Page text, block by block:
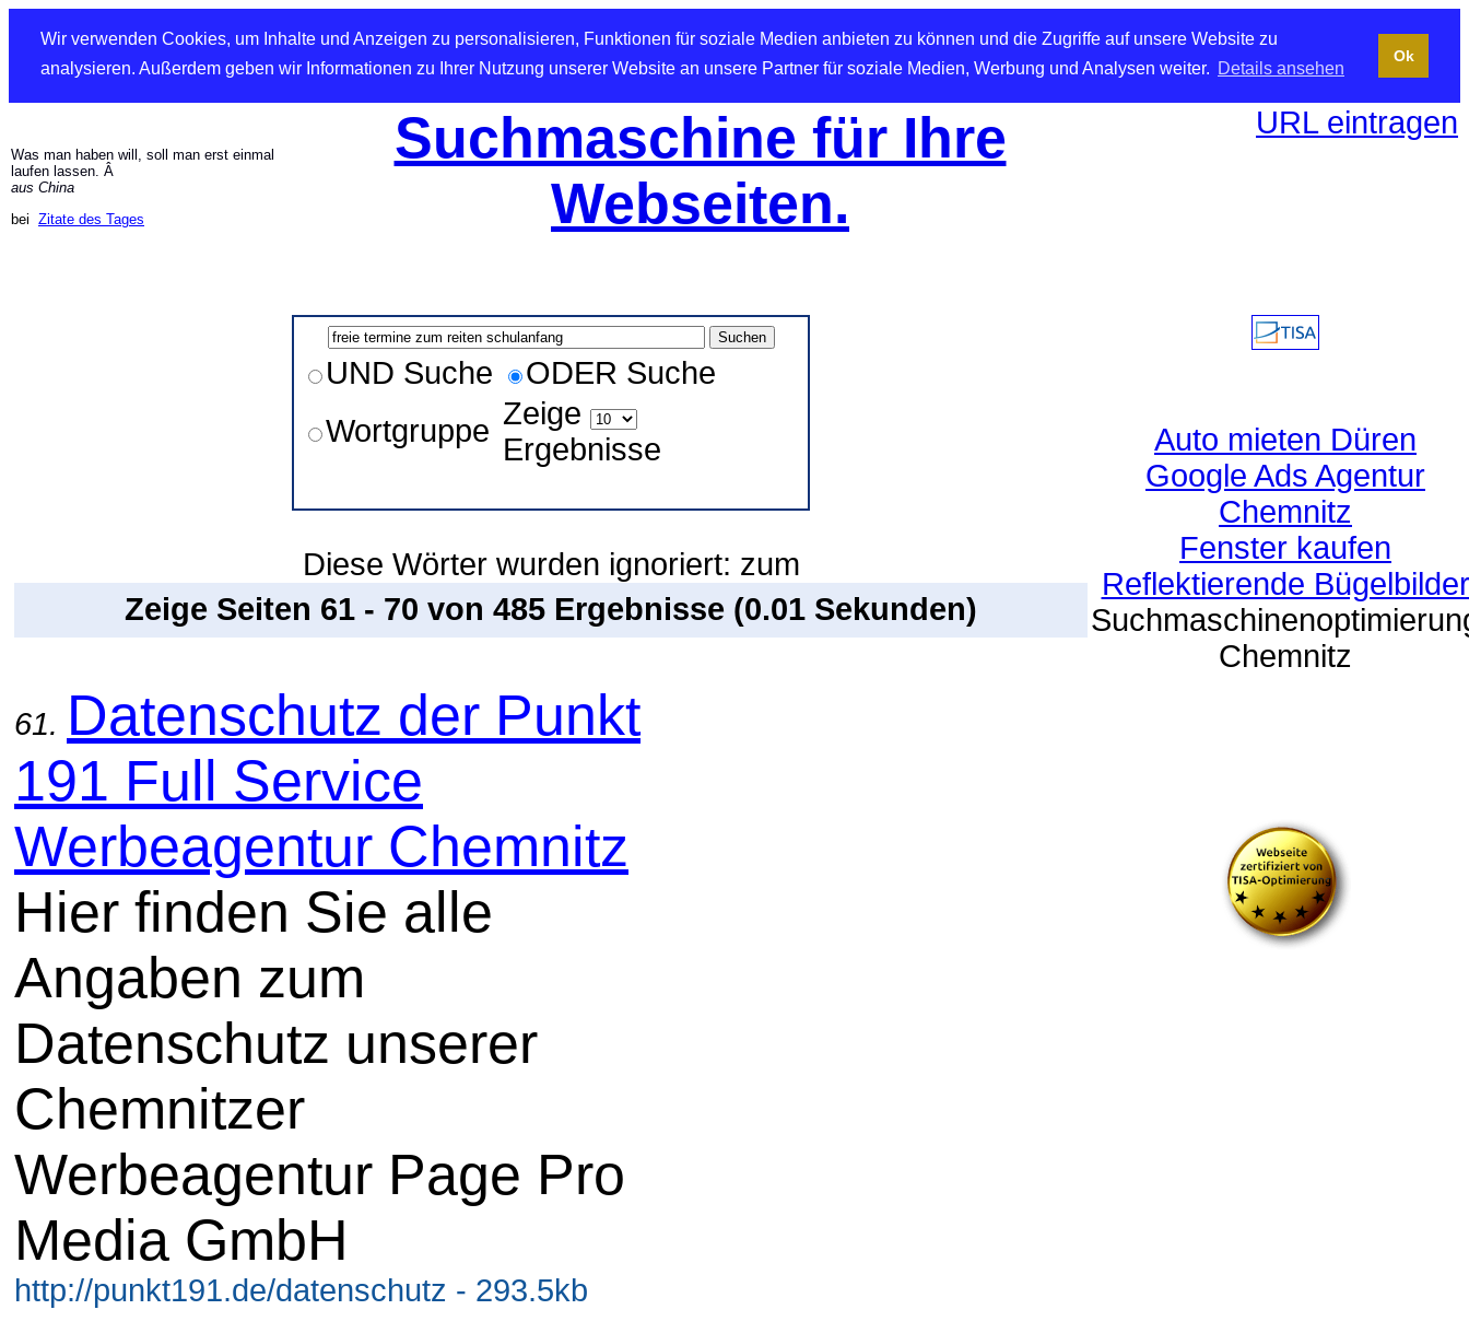
Wir verwenden Cookies, um Inhalte und Anzeigen zu personalisieren, Funktionen für soziale Medien anbieten zu können und die Zugriffe auf unsere Website zu
analysieren. Außerdem geben wir Informationen zu Ihrer Nutzung unserer Website an unsere Partner für soziale Medien, Werbung und Analysen weiter. Details ansehen
Ok
Was man haben will, soll man erst einmal
laufen lassen. Â
aus China
bei Zitate des Tages
Suchmaschine für Ihre
Webseiten.
URL eintragen
UND Suche
ODER Suche
Wortgruppe Zeige
Ergebnisse
Diese Wörter wurden ignoriert: zum
Zeige Seiten 61 - 70 von 485 Ergebnisse (0.01 Sekunden)
61. Datenschutz der Punkt
191 Full Service
Werbeagentur Chemnitz
Hier finden Sie alle
Angaben zum
Datenschutz unserer
Chemnitzer
Werbeagentur Page Pro
Media GmbH
http://punkt191.de/datenschutz - 293.5kb
Auto mieten Düren
Google Ads Agentur
Chemnitz
Fenster kaufen
Reflektierende Bügelbilder
Chemnitz